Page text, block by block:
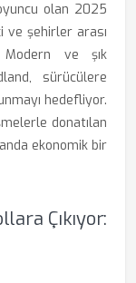
olan 2025
ve şehirler arası
Modern ve şık
sürücülere
hedefliyor.
donatılan
ekonomik bir
Çıkıyor: